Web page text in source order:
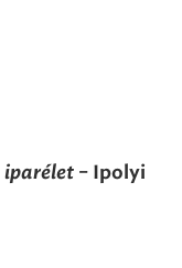
iparélet – Ipolyi